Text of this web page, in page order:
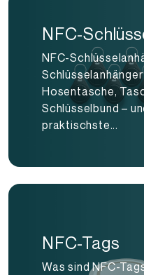
NFC-
NFC-
Hosentasche,
Schlüsselbund –
praktischste...
NFC-Tags
Was sind NFC-